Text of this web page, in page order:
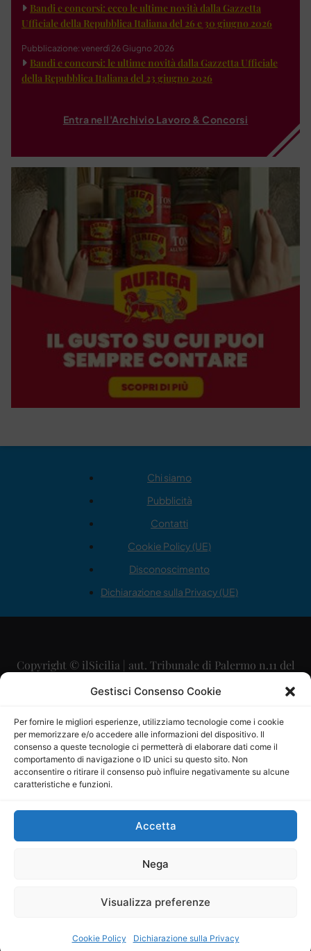
Gestisci Consenso Cookie
Per fornire le migliori esperienze, utilizziamo tecnologie come i cookie
per memorizzare e/o accedere alle informazioni del dispositivo. Il
consenso a queste tecnologie ci permetterà di elaborare dati come il
comportamento di navigazione o ID unici su questo sito. Non
acconsentire o ritirare il consenso può influire negativamente su alcune
caratteristiche e funzioni.
Accetta
Nega
Visualizza preferenze
Cookie Policy Dichiarazione sulla Privacy
Bandi e concorsi: ecco le ultime novità dalla Gazzetta
Ufficiale della Repubblica Italiana del 26 e 30 giugno 2026
Pubblicazione: venerdì 26 Giugno 2026
Bandi e concorsi: le ultime novità dalla Gazzetta Ufficiale
della Repubblica Italiana del 23 giugno 2026
Entra nell'Archivio Lavoro & Concorsi
Chi siamo
Pubblicità
Contatti
Cookie Policy (UE)
Disconoscimento
Dichiarazione sulla Privacy (UE)
Copyright © ilSicilia | aut. Tribunale di Palermo n.11 del
29/09/2015
Direttore Editoriale: Maurizio Scaglione
Direttore Responsabile: Maria Calabrese
P.IVA: 06334930820
Mercurio Comunicazione Società Cooperativa a r.l. è
iscritta al Registro degli Operatori di Comunicazione al
Sito gestito daLa Digitale srl–info@ladigitale.it